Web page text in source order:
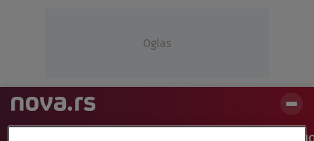
Oglas